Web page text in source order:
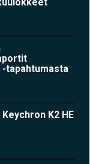
-tapahtumasta
K2 HE